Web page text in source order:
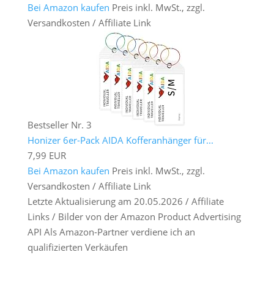
Bei Amazon kaufen Preis inkl. MwSt., zzgl.
Versandkosten / Affiliate Link
Bestseller Nr. 3
Honizer 6er-Pack AIDA Kofferanhänger für...
7,99 EUR
Bei Amazon kaufen Preis inkl. MwSt., zzgl.
Versandkosten / Affiliate Link
Letzte Aktualisierung am 20.05.2026 / Affiliate
Links / Bilder von der Amazon Product Advertising
API Als Amazon-Partner verdiene ich an
qualifizierten Verkäufen